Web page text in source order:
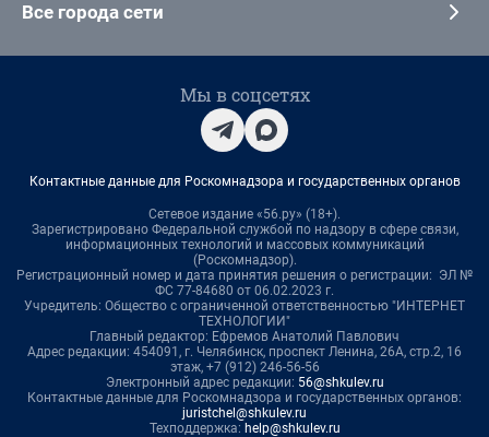
Все города сети
Мы в соцсетях
Контактные данные для Роскомнадзора и государственных органов
Сетевое издание «56.ру» (18+).
Зарегистрировано Федеральной службой по надзору в сфере связи,
информационных технологий и массовых коммуникаций
(Роскомнадзор).
Регистрационный номер и дата принятия решения о регистрации: ЭЛ №
ФС 77-84680 от 06.02.2023 г.
Учредитель: Общество с ограниченной ответственностью "ИНТЕРНЕТ
ТЕХНОЛОГИИ"
Главный редактор: Ефремов Анатолий Павлович
Адрес редакции: 454091, г. Челябинск, проспект Ленина, 26А, стр.2, 16
этаж, +7 (912) 246-56-56
Электронный адрес редакции: 56@shkulev.ru
Контактные данные для Роскомнадзора и государственных органов:
juristchel@shkulev.ru
Техподдержка: help@shkulev.ru